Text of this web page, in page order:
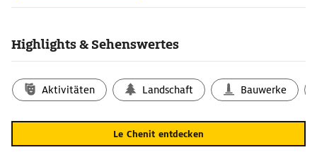
Highlights & Sehenswertes
Aktivitäten Landschaft Bauwerke
Le Chenit entdecken